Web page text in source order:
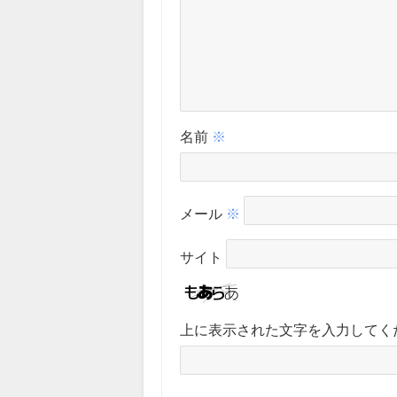
名前 ※
メール ※
サイト
上に表示された文字を入力して